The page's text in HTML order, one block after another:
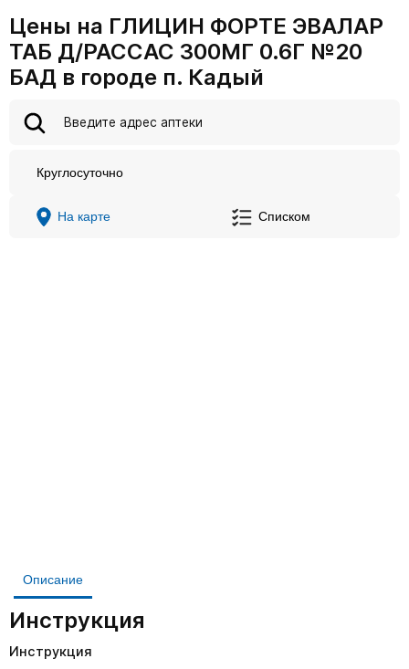
Цены на ГЛИЦИН ФОРТЕ ЭВАЛАР
ТАБ Д/РАССАС 300МГ 0.6Г №20
БАД в городе п. Кадый
Круглосуточно
На карте Списком
Описание
Инструкция
Инструкция